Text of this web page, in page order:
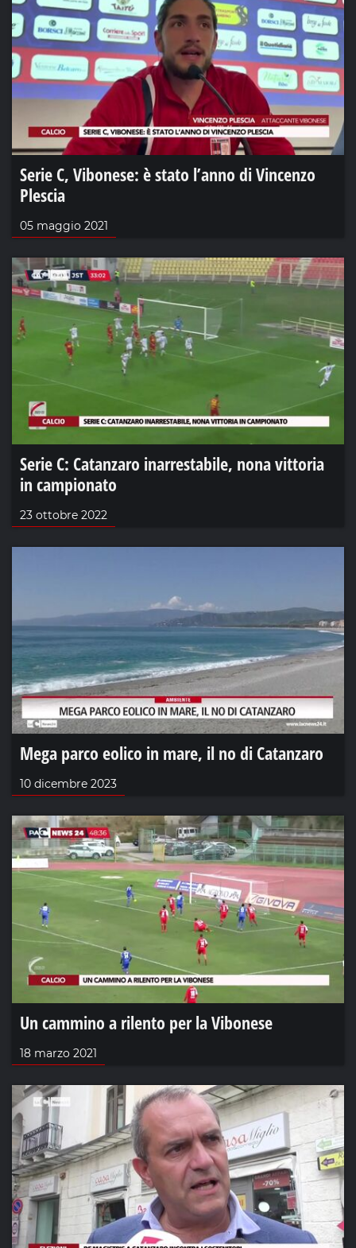
Serie C, Vibonese: è stato l’anno di Vincenzo
Plescia
05 maggio 2021
Serie C: Catanzaro inarrestabile, nona vittoria
in campionato
23 ottobre 2022
Mega parco eolico in mare, il no di Catanzaro
10 dicembre 2023
Un cammino a rilento per la Vibonese
18 marzo 2021